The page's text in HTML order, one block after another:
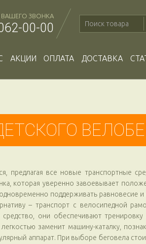
ЗВОНКА
00-00
АКЦИИ ОПЛАТА ДОСТАВКА
предлагая все новые транспортные
которая уверенно завоевывает
поддерживать равновесие и
– транспорт с велосипедной
они обеспечивают
легкостью заменит машину-каталку,
аппарат. При выборе беговела